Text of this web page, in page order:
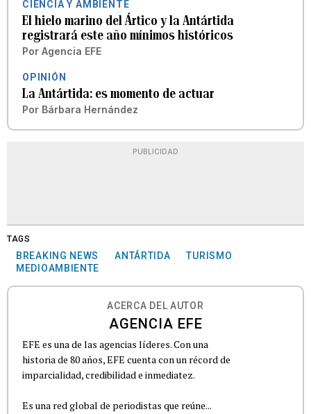
CIENCIA Y AMBIENTE
El hielo marino del Ártico y la Antártida
registrará este año mínimos históricos
Por Agencia EFE
OPINIÓN
La Antártida: es momento de actuar
Por Bárbara Hernández
PUBLICIDAD
TAGS
BREAKING NEWS ANTÁRTIDA
TURISMO
MEDIOAMBIENTE
ACERCA DEL AUTOR
AGENCIA EFE
EFE es una de las agencias líderes. Con una
historia de 80 años, EFE cuenta con un récord de
imparcialidad, credibilidad e inmediatez.
Es una red global de periodistas que reúne...